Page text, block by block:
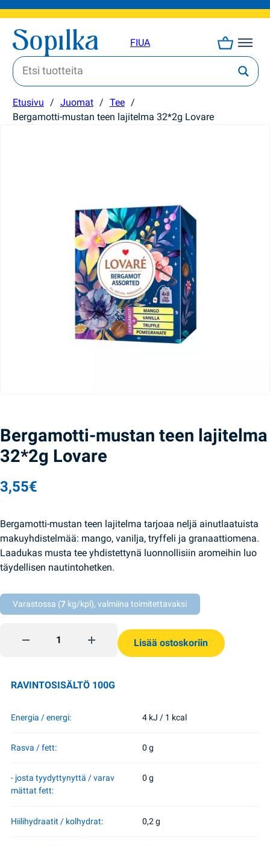
FIUA
Etusivu / Juomat / Tee /
Bergamotti-mustan teen lajitelma 32*2g Lovare
Bergamotti-mustan teen lajitelma
32*2g Lovare
3,55€
Bergamotti-mustan teen lajitelma tarjoaa neljä ainutlaatuista
makuyhdistelmää: mango, vanilja, tryffeli ja granaattiomena.
Laadukas musta tee yhdistettynä luonnollisiin aromeihin luo
täydellisen nautintohetken.
Varastossa (7 kg/kpl), valmiina toimitettavaksi
Bergamotti-mustan teen lajitelma 32*2g Lovare quantity
Lisää ostoskoriin
RAVINTOSISÄLTÖ 100G
Energia / energi: 4 kJ / 1 kcal
Rasva / fett: 0 g
- josta tyydyttynyttä / varav
mättat fett:
0 g
Hiilihydraatit / kolhydrat: 0,2 g